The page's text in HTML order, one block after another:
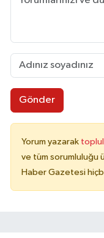
Gönder
Yorum yazarak
ve tüm sorumluluğu
Haber Gazetesi